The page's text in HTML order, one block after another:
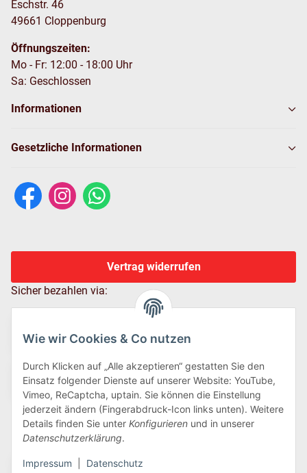
Wie wir Cookies & Co nutzen
Durch Klicken auf „Alle akzeptieren“ gestatten Sie den
Einsatz folgender Dienste auf unserer Website: YouTube,
Vimeo, ReCaptcha, uptain. Sie können die Einstellung
jederzeit ändern (Fingerabdruck-Icon links unten). Weitere
Details finden Sie unter Konfigurieren und in unserer
Datenschutzerklärung.
Impressum Datenschutz
Eschstr. 46
49661 Cloppenburg
Öffnungszeiten:
Mo - Fr: 12:00 - 18:00 Uhr
Sa: Geschlossen
Informationen
Gesetzliche Informationen
Vertrag widerrufen
Sicher bezahlen via:
Wir versenden via: